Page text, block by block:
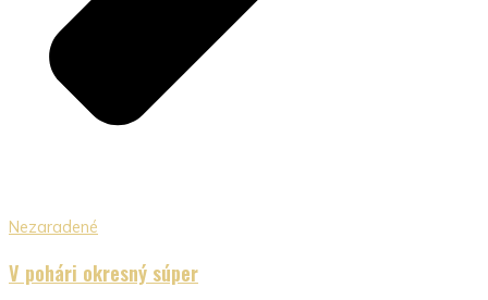
Nezaradené
V pohári okresný súper